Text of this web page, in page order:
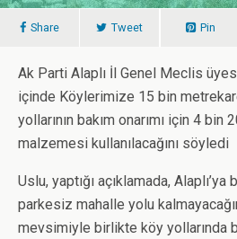
Share Tweet Pin
Ak Parti Alaplı İl Genel Meclis
içinde Köylerimize 15 bin
yollarının bakım onarımı için 4 bin
malzemesi kullanılacağını söyledi
Uslu, yaptığı açıklamada,
parkesiz mahalle yolu
mevsimiyle birlikte köy yollarında